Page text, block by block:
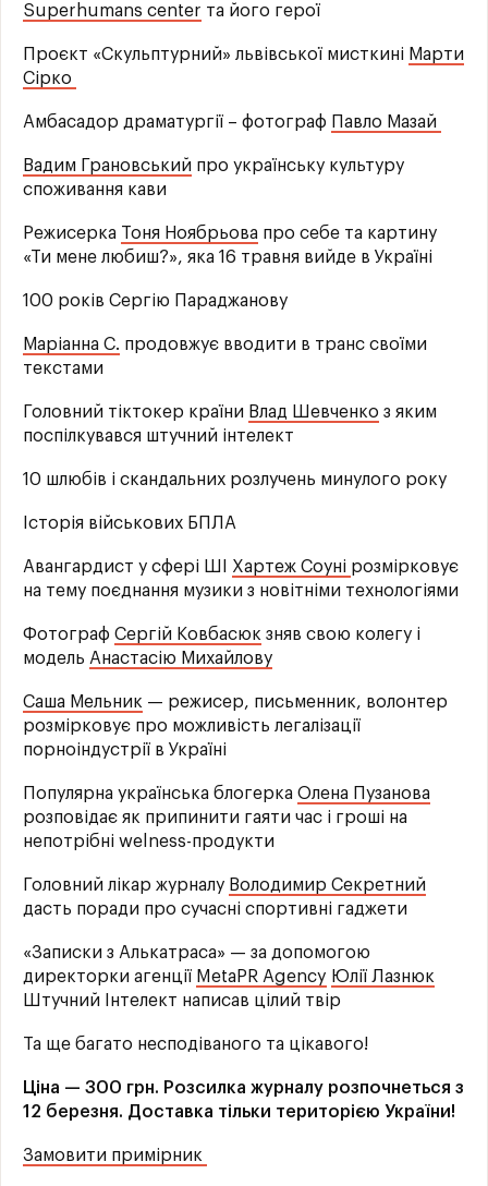
Superhumans center та його герої
Проєкт «Скульптурний» львівської мисткині Марти
Сірко
Амбасадор драматургії – фотограф Павло Мазай
Вадим Грановський про українську культуру
споживання кави
Режисерка Тоня Ноябрьова про себе та картину
«Ти мене любиш?», яка 16 травня вийде в Україні
100 років Сергію Параджанову
Маріанна С. продовжує вводити в транс своїми
текстами
Головний тіктокер країни Влад Шевченко з яким
поспілкувався штучний інтелект
10 шлюбів і скандальних розлучень минулого року
Історія військових БПЛА
Авангардист у сфері ШІ Хартеж Соуні розмірковує
на тему поєднання музики з новітніми технологіями
Фотограф Сергій Ковбасюк зняв свою колегу і
модель Анастасію Михайлову
Саша Мельник — режисер, письменник, волонтер
розмірковує про можливість легалізації
порноіндустрії в Україні
Популярна українська блогерка Олена Пузанова
розповідає як припинити гаяти час і гроші на
непотрібні welness-продукти
Головний лікар журналу Володимир Секретний
дасть поради про сучасні спортивні гаджети
«Записки з Алькатраса» — за допомогою
директорки агенції MetaPR Agency Юлії Лазнюк
Штучний Інтелект написав цілий твір
Та ще багато несподіваного та цікавого!
Ціна — 300 грн. Розсилка журналу розпочнеться з
12 березня. Доставка тільки територією України!
Замовити примірник